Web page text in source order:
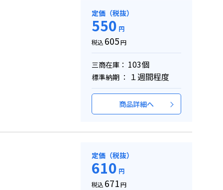
定価（税抜）
550 円
税込 605円
三商在庫： 103個
標準納期 ： １週間程度
商品詳細へ
定価（税抜）
610 円
税込 671円